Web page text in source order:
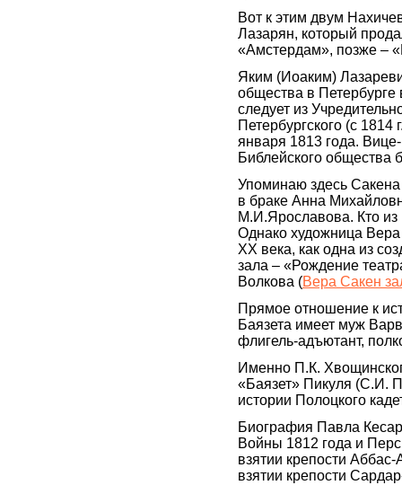
Вот к этим двум
Лазарян, который
«Амстердам», позже –
Яким (Иоаким)
общества в
следует из
Петербургского (с 1814
января 1813 года.
Библейского
Упоминаю здесь
в браке Анна
М.И.Ярославова. Кто
Однако художница
XX века, как одна из
зала – «Рождение
Волкова (Вера Сакен
Прямое отношение к
Баязета имеет муж
флигель-адъютант,
Именно П.К.
«Баязет» Пикуля (С.И.
истории Полоцкого
Биография Павла
Войны 1812 года и
взятии крепости
взятии крепости